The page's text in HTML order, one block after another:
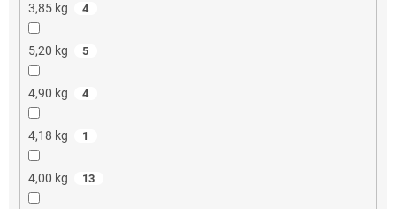
3,85 kg 4
5,20 kg 5
4,90 kg 4
4,18 kg 1
4,00 kg 13